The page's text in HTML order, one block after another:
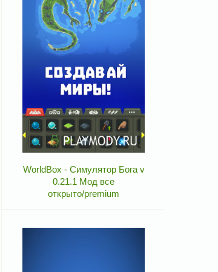
WorldBox - Симулятор Бога v
0.21.1 Мод все
открыто/premium